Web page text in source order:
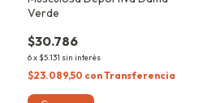
Verde
$30.786
6x $5.131 sin interés
$23.089,50 conTransferencia